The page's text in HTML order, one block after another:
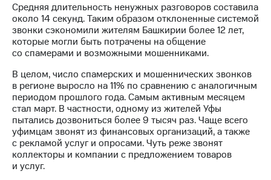
Интервью
Финансовая
отчетность
Новости
в
регионе
и акционерам
Корпоративное
управление
Средняя длительность ненужных разговоров составила
около 14 секунд. Таким образом отклоненные системой
звонки сэкономили жителям Башкирии более 12 лет,
которые могли быть потрачены на общение
со спамерами и возможными мошенниками.
В целом, число спамерских и мошеннических звонков
в регионе выросло на 11% по сравнению с аналогичным
периодом прошлого года. Самым активным месяцем
стал март. В частности, одному из жителей Уфы
пытались дозвониться более 9 тысяч раз. Чаще всего
уфимцам звонят из финансовых организаций, а также
с рекламой услуг и опросами. Чуть реже звонят
коллекторы и компании с предложением товаров
и услуг.